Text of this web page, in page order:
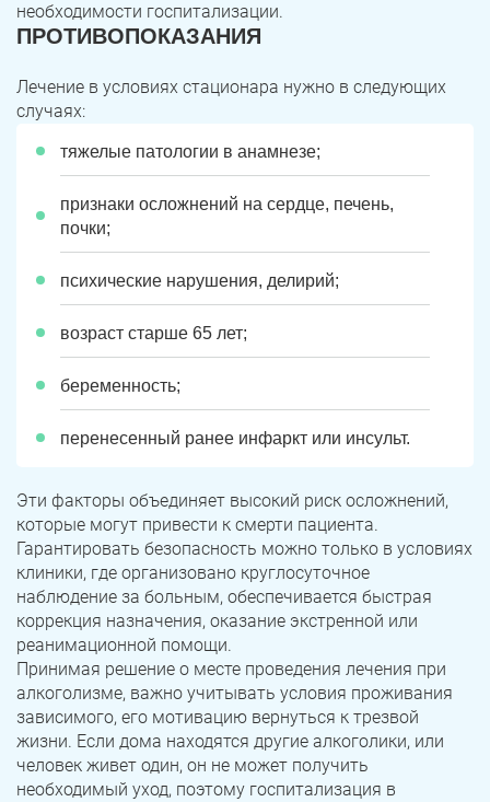
необходимости госпитализации.
ПРОТИВОПОКАЗАНИЯ
Лечение в условиях стационара нужно в следующих
случаях:
тяжелые патологии в анамнезе;
признаки осложнений на сердце, печень,
почки;
психические нарушения, делирий;
возраст старше 65 лет;
беременность;
перенесенный ранее инфаркт или инсульт.
Эти факторы объединяет высокий риск осложнений,
которые могут привести к смерти пациента.
Гарантировать безопасность можно только в условиях
клиники, где организовано круглосуточное
наблюдение за больным, обеспечивается быстрая
коррекция назначения, оказание экстренной или
реанимационной помощи.
Принимая решение о месте проведения лечения при
алкоголизме, важно учитывать условия проживания
зависимого, его мотивацию вернуться к трезвой
жизни. Если дома находятся другие алкоголики, или
человек живет один, он не может получить
необходимый уход, поэтому госпитализация в